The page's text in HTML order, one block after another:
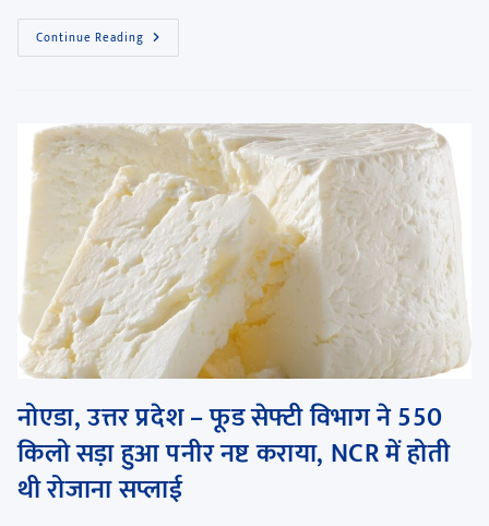
Continue Reading
नोएडा, उत्तर प्रदेश – फूड सेफ्टी विभाग ने 550
किलो सड़ा हुआ पनीर नष्ट कराया, NCR में होती
थी रोजाना सप्लाई